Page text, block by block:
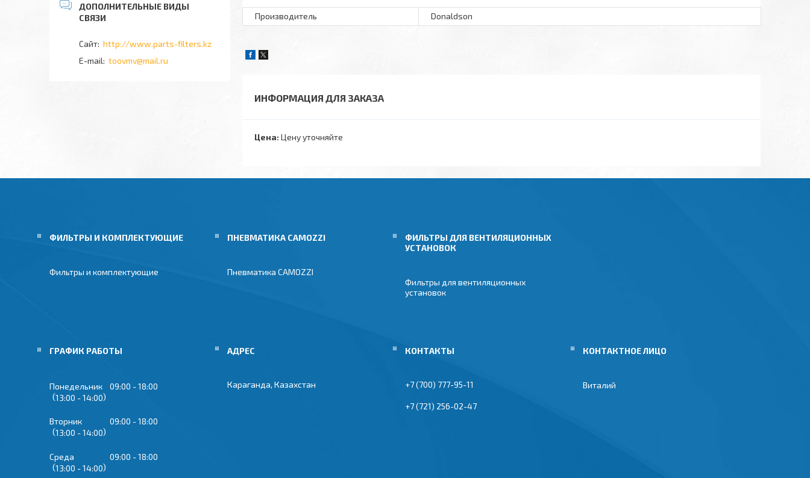
Производитель Donaldson
ИНФОРМАЦИЯ ДЛЯ ЗАКАЗА
Цена: Цену уточняйте
http://www.parts-filters.kz
toovmv@mail.ru
ФИЛЬТРЫ И КОМПЛЕКТУЮЩИЕ
Фильтры и комплектующие
ПНЕВМАТИКА CAMOZZI
Пневматика CAMOZZI
ФИЛЬТРЫ ДЛЯ ВЕНТИЛЯЦИОННЫХ
УСТАНОВОК
Фильтры для вентиляционных
установок
ГРАФИК РАБОТЫ
Понедельник 09:00
18:00
13:00
14:00
Вторник 09:00
18:00
13:00
14:00
Среда 09:00
18:00
13:00
14:00
Караганда, Казахстан +7 (700) 777-95-11
+7 (721) 256-02-47
Виталий